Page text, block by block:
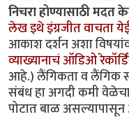
निचरा होण्यासाठी मदत
लेख इथे इंग्रजीत वाचता
आकाश दर्शन अशा
व्याख्यानाचं ऑडिओ
आहे.) लैंगिकता व लैंगिक
संबंध हा अगदी कमी
पोटात बाळ असल्यापासून